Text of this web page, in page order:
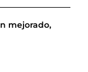
mejorado,